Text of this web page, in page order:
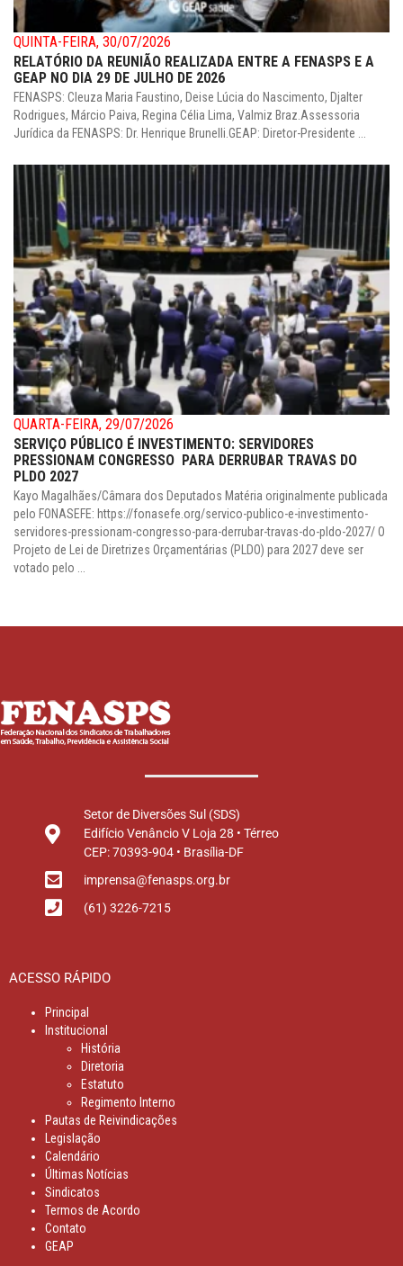
QUINTA-FEIRA, 30/07/2026
RELATÓRIO DA REUNIÃO REALIZADA ENTRE A FENASPS E A
GEAP NO DIA 29 DE JULHO DE 2026
FENASPS: Cleuza Maria Faustino, Deise Lúcia do Nascimento, Djalter
Rodrigues, Márcio Paiva, Regina Célia Lima, Valmiz Braz.Assessoria
Jurídica da FENASPS: Dr. Henrique Brunelli.GEAP: Diretor-Presidente ...
QUARTA-FEIRA, 29/07/2026
SERVIÇO PÚBLICO É INVESTIMENTO: SERVIDORES
PRESSIONAM CONGRESSO PARA DERRUBAR TRAVAS DO
PLDO 2027
Kayo Magalhães/Câmara dos Deputados Matéria originalmente publicada
pelo FONASEFE: https://fonasefe.org/servico-publico-e-investimento-
servidores-pressionam-congresso-para-derrubar-travas-do-pldo-2027/ O
Projeto de Lei de Diretrizes Orçamentárias (PLDO) para 2027 deve ser
votado pelo ...
Setor de Diversões Sul (SDS)
Edifício Venâncio V Loja 28 • Térreo
CEP: 70393-904 • Brasília-DF
imprensa@fenasps.org.br
(61) 3226-7215
ACESSO RÁPIDO
Principal
Institucional
História
Diretoria
Estatuto
Regimento Interno
Pautas de Reivindicações
Legislação
Calendário
Últimas Notícias
Sindicatos
Termos de Acordo
Contato
GEAP